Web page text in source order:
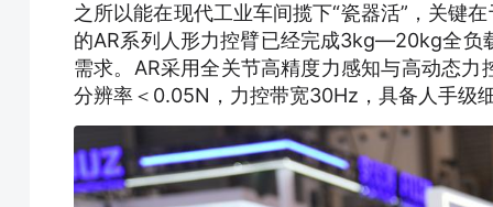
之所以能在现代工业车间揽下“瓷器活”，关键
的AR系列人形力控臂已经完成3kg—20kg全负
需求。AR采用全关节高精度力感知与高动态
分辨率＜0.05N，力控带宽30Hz，具备人手级